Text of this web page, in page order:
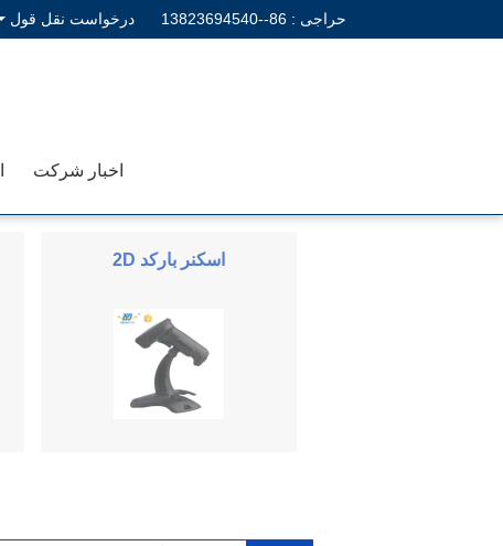
حراجی : 86--13823694540 درخواست نقل قول
اخبار شرکت
اسکنر بارکد 2D